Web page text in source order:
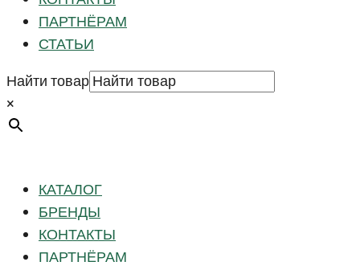
ПАРТНЁРАМ
СТАТЬИ
Найти товар
×
КАТАЛОГ
БРЕНДЫ
КОНТАКТЫ
ПАРТНЁРАМ